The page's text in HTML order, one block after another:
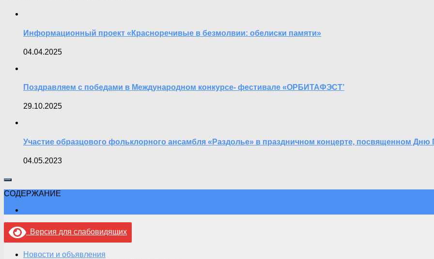
Информационный проект «Красноречивые в безмолвии: обелиски памяти»
04.04.2025
Поздравляем с победами в Международном конкурсе- фестивале «ОРБИТАФЭСТ’
29.10.2025
Участие образцового фольклорного ансамбля «Раздолье» в праздничном концерте, посвященном
04.05.2023
СОДЕРЖАНИЕ
Версия для слабовидящих
Новости и объявления